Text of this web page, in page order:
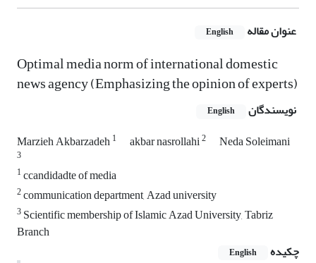
عنوان مقاله English
Optimal media norm of international domestic
news agency (Emphasizing the opinion of experts)
نویسندگان English
Marzieh Akbarzadeh1 akbar nasrollahi2 Neda Soleimani
3
1ccandidadte of media
2communication department, Azad university
3Scientific membership of Islamic Azad University, Tabriz
Branch
چکیده
English